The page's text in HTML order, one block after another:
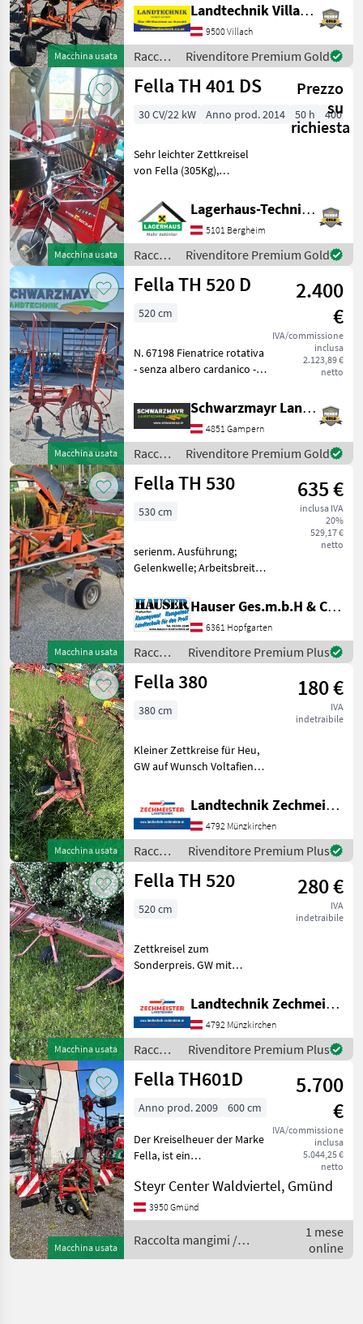
Macchina usata
idraulicamente, dispositivo
idraulico di regolazione
della larghezza di
spargimento, ru
Landtechnik Villach GmbH
9500 Villach
Raccolta
mangimi
/ Fella
Rivenditore Premium Gold
Macchina usata
Fella TH 401 DS
Prezzo
su
richiesta
30 CV/22 kW Anno prod. 2014 50 h 400 cm
Sehr leichter Zettkreisel
von Fella (305Kg),
hydraulische
Hochklappung, ohne
Tastrad, mit Gelenkwelle,
KOMMISSIONSVERKAUF
Anfragen bitte direkt an d
Lagerhaus-Technik, Kundenmaschinen
5101 Bergheim
Raccolta
mangimi
/ Fella
Rivenditore Premium Gold
Macchina usata
Fella TH 520 D
2.400
€
IVA/commissione
inclusa
2.123,89 €
netto
520 cm
N. 67198 Fienatrice rotativa
- senza albero cardanico -
- con attacco a tre punti -
con pneumatici 15 x 6, 00 x
6 - con larghezza di l
Schwarzmayr Landtechnik GmbH - Gampern
4851 Gampern
Raccolta
mangimi
/ Fella
Rivenditore Premium Gold
Macchina usata
Fella TH 530 635 €
inclusa IVA
20%
529,17 €
netto
530 cm
serienm. Ausführung;
Gelenkwelle; Arbeitsbreite:
Zinkenarmen + Anbaugerät
über Zugdeichsel + perfekt
für kleinere Traktoren - sehr
Boden
Hauser Ges.m.b.H & Co.KG
6361 Hopfgarten
Raccolta
mangimi
/ Fella
Rivenditore Premium Plus
Macchina usata
Fella 380 180 €
IVA
indetraibile
380 cm
Kleiner Zettkreise für Heu,
GW auf Wunsch Voltafieno
Voltafieno
Landtechnik Zechmeister GmbH & Co KG
4792 Münzkirchen
Raccolta
mangimi
/ Fella
Rivenditore Premium Plus
Macchina usata
Fella TH 520 280 €
IVA
indetraibile
520 cm
Zettkreisel zum
Sonderpreis. GW mit
trainato, Dispositivo per
spargimento, Regolazione
dell'angolo di spargimento,
Staffa di protezione
Raccolta man
Landtechnik Zechmeister GmbH & Co KG
4792 Münzkirchen
Raccolta
mangimi
/ Fella
Rivenditore Premium Plus
Macchina usata
Fella TH601D
5.700
€
IVA/commissione
inclusa
5.044,25 €
netto
Anno prod. 2009 600 cm
Der Kreiselheuer der Marke
Fella, ist ein
landwirtschaftliches Gerät,
das sich ideal für die
effiziente Bearbeitung von
Heu- und Grasflächen
Steyr Center Waldviertel, Gmünd
3950 Gmünd
Raccolta mangimi /
Fella
1 mese
online